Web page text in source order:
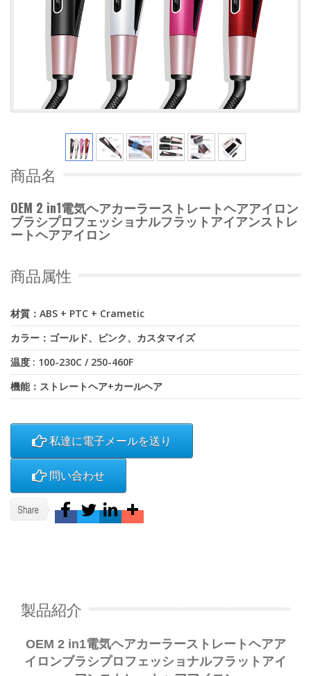
商品名
OEM 2 in1電気ヘアカーラーストレートヘアアイロン
ブラシプロフェッショナルフラットアイアンストレ
ートヘアアイロン
商品属性
材質：ABS + PTC + Crametic
カラー：ゴールド、ピンク、カスタマイズ
温度 : 100-230C / 250-460F
機能：ストレートヘア+カールヘア
私達に電子メールを送り
問い合わせ
製品紹介
OEM 2 in1電気ヘアカーラーストレートヘアア
イロンブラシプロフェッショナルフラットアイ